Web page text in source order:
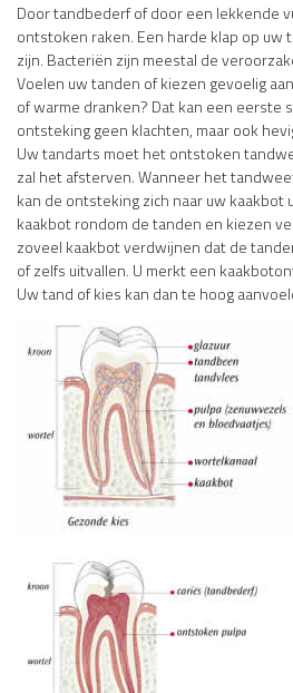
Door tandbederf of door een lekkende
ontstoken raken. Een harde klap op uw
zijn. Bacteriën zijn meestal de
Voelen uw tanden of kiezen gevoelig
of warme dranken? Dat kan een eerste
ontsteking geen klachten, maar ook
Uw tandarts moet het ontstoken
zal het afsterven. Wanneer het
kan de ontsteking zich naar uw kaakbot
kaakbot rondom de tanden en kiezen
zoveel kaakbot verdwijnen dat de
of zelfs uitvallen. U merkt een
Uw tand of kies kan dan te hoog